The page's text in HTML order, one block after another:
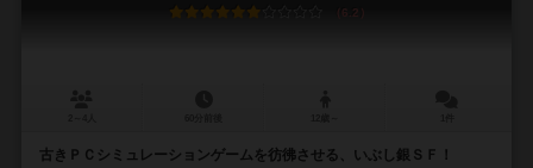
6.2
古きＰＣシミュレーションゲームを彷彿させる、いぶし銀ＳＦ！